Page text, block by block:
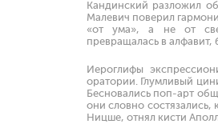
Кандинский разложил
Малевич поверил
«от ума», а не от
превращалась в
Иероглифы
оратории. Глумливый
Бесновались поп-арт
они словно
Ницше, отнял кисти